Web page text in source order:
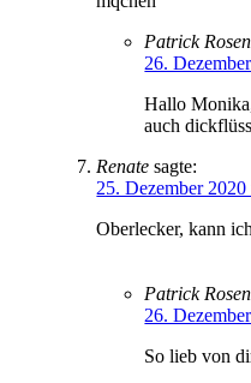
Patrick
26.
Hallo
auch
Renate sagte:
25. Dezember
Oberlecker, kann
Patrick
26.
So lieb von